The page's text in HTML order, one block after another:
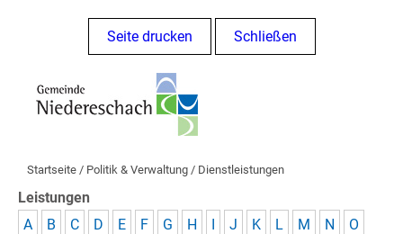
Seite drucken Schließen
Startseite / Politik & Verwaltung / Dienstleistungen
Leistungen
A
B C D E F G H I J K L M N
O